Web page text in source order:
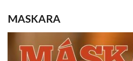
MASKARA